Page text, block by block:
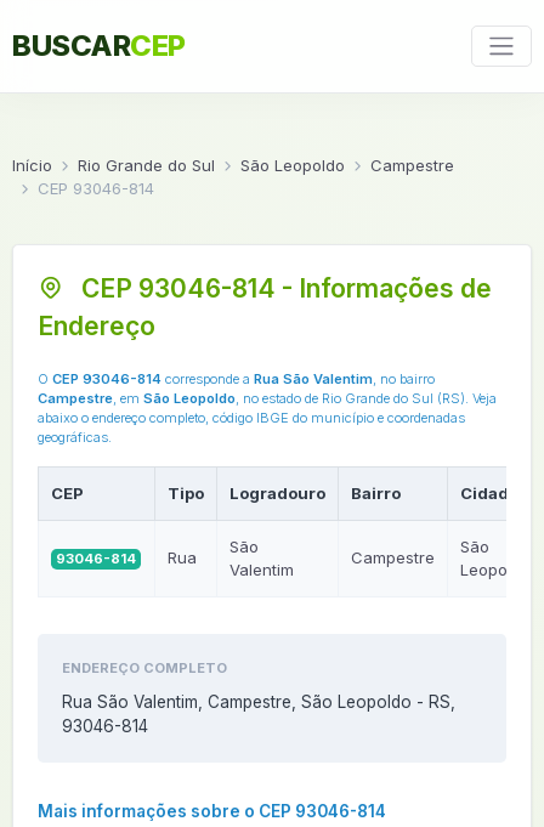
BUSCARCEP
Início Rio Grande do Sul São Leopoldo
Campestre
CEP 93046-814
CEP 93046-814 - Informações de
Endereço
O CEP 93046-814 corresponde a Rua São Valentim, no bairro
Campestre, em São Leopoldo, no estado de Rio Grande do Sul (RS). Veja
abaixo o endereço completo, código IBGE do município e coordenadas
geográficas.
CEP Tipo Logradouro Bairro Cidade
93046-814 Rua
São
Valentim
Campestre
São
Leopoldo
ENDEREÇO COMPLETO
Rua São Valentim, Campestre, São Leopoldo - RS,
93046-814
Mais informações sobre o CEP 93046-814